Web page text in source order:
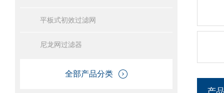
平板式初效过滤网
尼龙网过滤器
全部产品分类